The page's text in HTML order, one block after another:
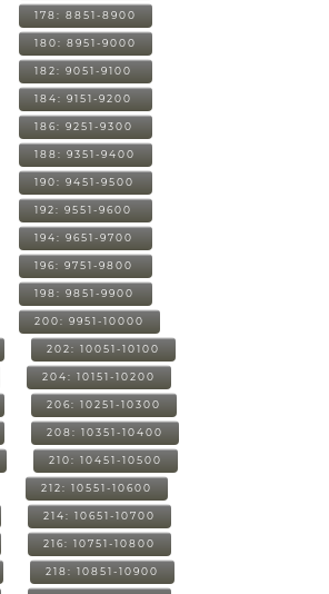
178: 8851-8900
180: 8951-9000
182: 9051-9100
184: 9151-9200
186: 9251-9300
188: 9351-9400
190: 9451-9500
192: 9551-9600
194: 9651-9700
196: 9751-9800
198: 9851-9900
200: 9951-10000
202: 10051-10100
204: 10151-10200
206: 10251-10300
208: 10351-10400
210: 10451-10500
212: 10551-10600
214: 10651-10700
216: 10751-10800
218: 10851-10900